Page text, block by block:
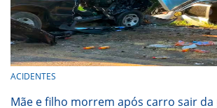
ACIDENTES
Mãe e filho morrem após carro sair